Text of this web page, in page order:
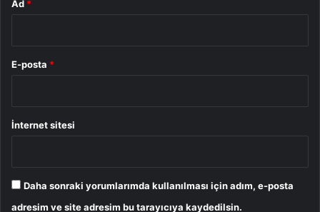
Ad *
E-posta *
İnternet sitesi
Daha sonraki yorumlarımda kullanılması için adım, e-posta
adresim ve site adresim bu tarayıcıya kaydedilsin.